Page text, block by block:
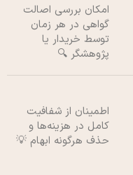
امکان بررسی اصالت
گواهی در هر زمان
توسط خریدار یا
پژوهشگر 🔍
اطمینان از شفافیت
کامل در هزینه‌ها و
حذف هرگونه ابهام 💡